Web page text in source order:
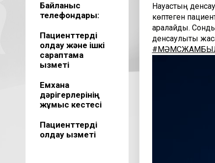
Байланыс
телефондары:
Пациенттерді
қолдау және ішкі
сараптама
қызметі
Емхана
дәрігерлерінің
жұмыс кестесі
Пациенттерді
қолдау қызметі
Науқастың
көптеген
арқалайды.
денсаулықты